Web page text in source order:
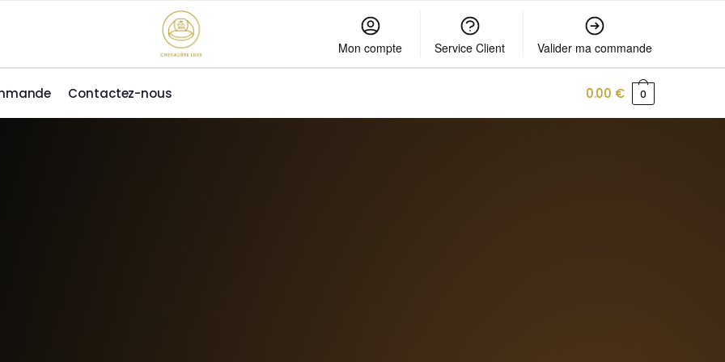
Mon compte Service Client Valider ma commande
Contactez-nous 0.00 € 0